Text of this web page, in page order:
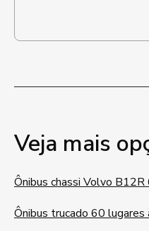
Veja mais
Ônibus chassi Volvo B12R
Ônibus trucado 60 lugares